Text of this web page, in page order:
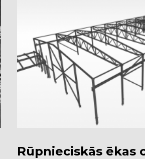
Rūpnieciskās ēkas